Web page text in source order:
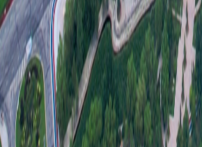
（三
对即
范围